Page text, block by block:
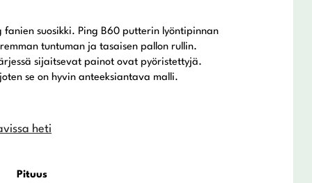
suosikki. Ping B60 putterin lyöntipinnan
tuntuman ja tasaisen pallon rullin.
sijaitsevat painot ovat pyöristettyjä.
se on hyvin anteeksiantava malli.
heti
Pituus